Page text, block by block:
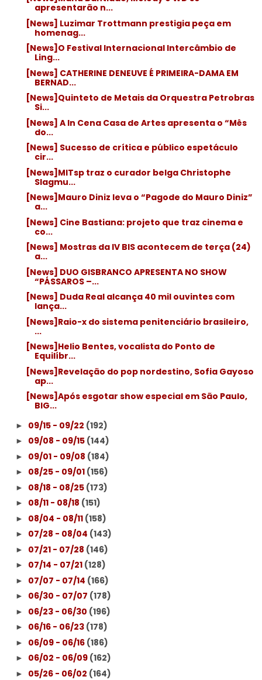
apresentarão n...
[News] Luzimar Trottmann prestigia peça em
homenag...
[News]O Festival Internacional Intercâmbio de
Ling...
[News] CATHERINE DENEUVE É PRIMEIRA-DAMA EM
BERNAD...
[News]Quinteto de Metais da Orquestra Petrobras
Si...
[News] A In Cena Casa de Artes apresenta o “Mês
do...
[News] Sucesso de crítica e público espetáculo
cir...
[News]MITsp traz o curador belga Christophe
Slagmu...
[News]Mauro Diniz leva o “Pagode do Mauro Diniz”
a...
[News] Cine Bastiana: projeto que traz cinema e
co...
[News] Mostras da IV BIS acontecem de terça (24)
a...
[News] DUO GISBRANCO APRESENTA NO SHOW
“PÁSSAROS –...
[News] Duda Real alcança 40 mil ouvintes com
lança...
[News]Raio-x do sistema penitenciário brasileiro,
...
[News]Helio Bentes, vocalista do Ponto de
Equilíbr...
[News]Revelação do pop nordestino, Sofia Gayoso
ap...
[News]Após esgotar show especial em São Paulo,
BIG...
► 09/15 - 09/22 (192)
► 09/08 - 09/15 (144)
► 09/01 - 09/08 (184)
► 08/25 - 09/01 (156)
► 08/18 - 08/25 (173)
► 08/11 - 08/18 (151)
► 08/04 - 08/11 (158)
► 07/28 - 08/04 (143)
► 07/21 - 07/28 (146)
► 07/14 - 07/21 (128)
► 07/07 - 07/14 (166)
► 06/30 - 07/07 (178)
► 06/23 - 06/30 (196)
► 06/16 - 06/23 (178)
► 06/09 - 06/16 (186)
► 06/02 - 06/09 (162)
► 05/26 - 06/02 (164)